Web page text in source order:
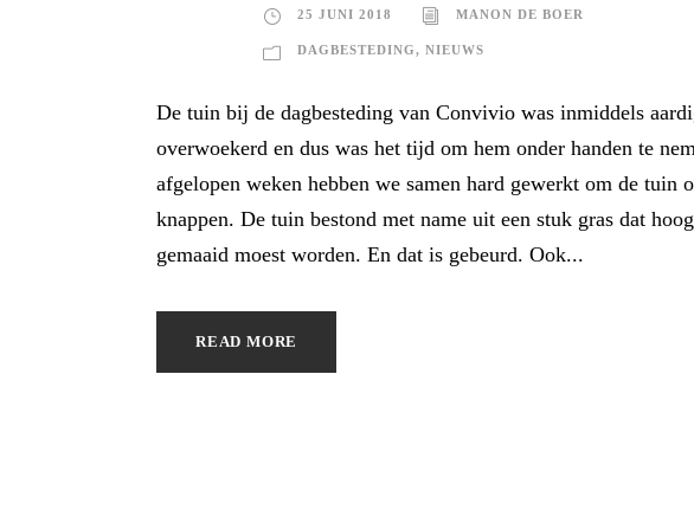
25 JUNI 2018 MANON DE BOER
DAGBESTEDING, NIEUWS
De tuin bij de dagbesteding van Convivio was inmiddels
overwoekerd en dus was het tijd om hem onder handen te
afgelopen weken hebben we samen hard gewerkt om de tuin
knappen. De tuin bestond met name uit een stuk gras dat
gemaaid moest worden. En dat is gebeurd. Ook...
READ MORE